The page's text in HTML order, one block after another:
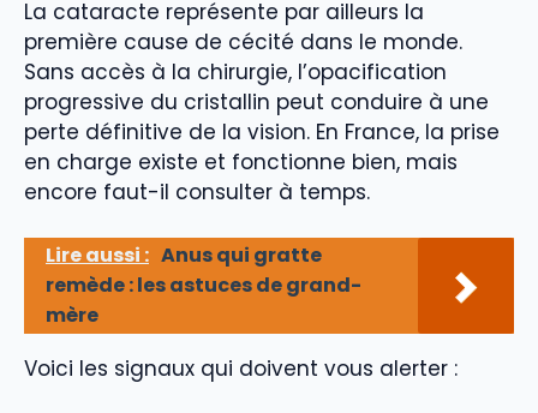
La cataracte représente par ailleurs la
première cause de cécité dans le monde.
Sans accès à la chirurgie, l’opacification
progressive du cristallin peut conduire à une
perte définitive de la vision. En France, la prise
en charge existe et fonctionne bien, mais
encore faut-il consulter à temps.
Lire aussi : Anus qui gratte
remède : les astuces de grand-
mère
Voici les signaux qui doivent vous alerter :